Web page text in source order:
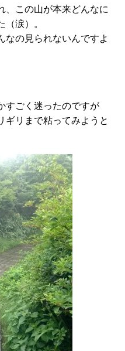
、この山が本来どんなに
涙）。
なの見られないんですよ
すごく迷ったのですが
ギリまで粘ってみようと